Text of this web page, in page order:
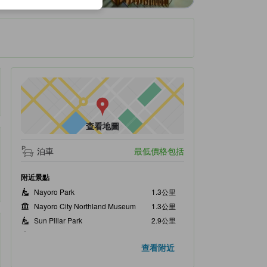
查看地圖
泊車 最低價格包括
附近景點
Nayoro Park
1.3公里
Nayoro City Northland Museum
1.3公里
Sun Pillar Park
2.9公里
3.9公里
查看附近